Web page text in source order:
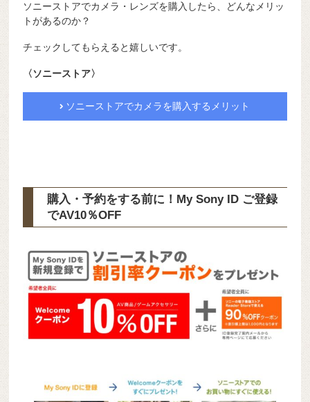
ソニーストアでカメラ・レンズを購入したら、どんなメリッ
トがあるのか？
チェックしてもらえると嬉しいです。
〈ソニーストア〉
ソニーストアでカメラを購入するメリット
購入・予約をする前に！My Sony ID ご登録
でAV10％OFF